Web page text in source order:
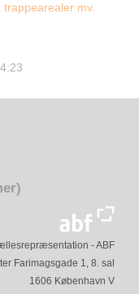
mv.
- ABF
Farimagsgade 1, 8. sal
1606 København V